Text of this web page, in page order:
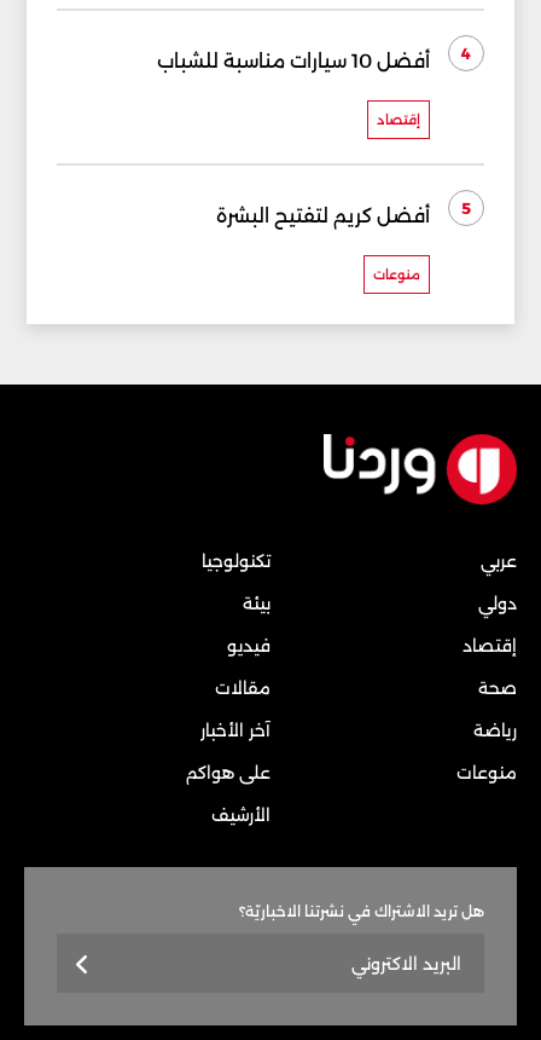
4 أفضل 10 سيارات مناسبة للشباب
إقتصاد
5 أفضل كريم لتفتيح البشرة
منوعات
عربي
دولي
إقتصاد
صحة
رياضة
منوعات
تكنولوجيا
بيئة
فيديو
مقالات
آخر الأخبار
على هواكم
الأرشيف
هل تريد الاشتراك في نشرتنا الاخباريّة؟